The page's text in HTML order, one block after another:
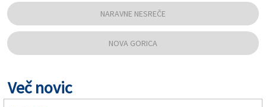
NARAVNE NESREČE
NOVA GORICA
Več novic